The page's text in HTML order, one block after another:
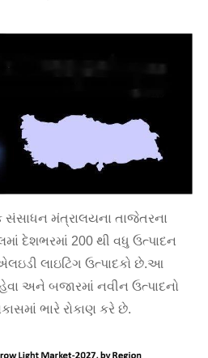
સંસાધન મંત્રાલયના તાજેતરના
દેશભરમાં 200 થી વધુ ઉત્પાદન
લાઇટિંગ ઉત્પાદકો છે.આ
અને બજારમાં નવીન ઉત્પાદનો
ભારે રોકાણ કરે છે.